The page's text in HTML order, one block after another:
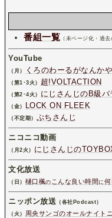
番組一覧 （未ページ化・過去
YouTube
（月） くろのわーるがなんか
（第1･3火） 超!VOLTACTION
（第2･4火） にじさんじのB級バ
（金） LOCK ON FLEEK
（不定期） ぷちさんじ
ニコニコ動画
（月2火） にじさんじの
文化放送
（日） 樋口楓の こんな良い時間 に 何
ニッポン放送 （各社Podcast）
（火）
周央サンゴのオールナイト